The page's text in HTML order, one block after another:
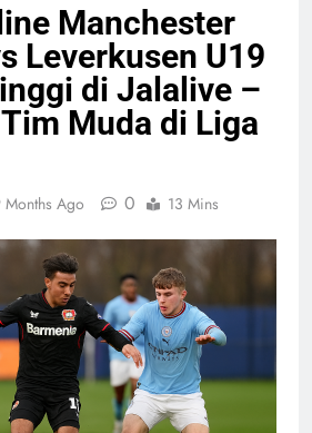
Manchester
Leverkusen U19
di Jalalive –
Muda di Liga
Months Ago 0 13 Mins